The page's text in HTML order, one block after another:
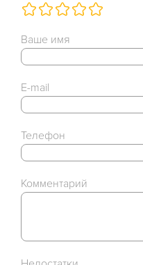
Ваше имя
E-mail
Телефон
Комментарий